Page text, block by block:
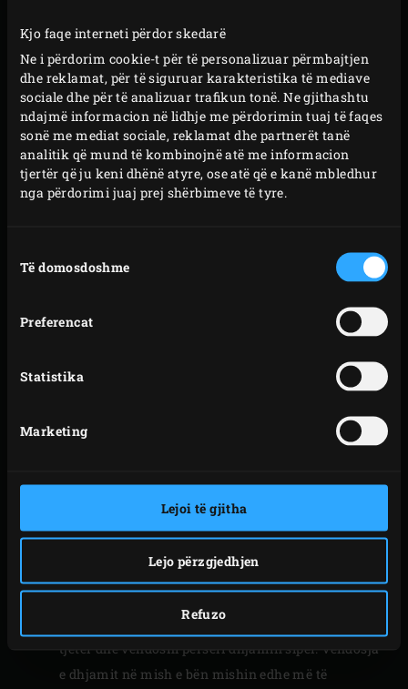
Kjo faqe interneti përdor skedarë
Ne i përdorim cookie-t për të personalizuar përmbajtjen
dhe reklamat, për të siguruar karakteristika të mediave
sociale dhe për të analizuar trafikun tonë. Ne gjithashtu
ndajmë informacion në lidhje me përdorimin tuaj të faqes
sonë me mediat sociale, reklamat dhe partnerët tanë
analitik që mund të kombinojnë atë me informacion
tjertër që ju keni dhënë atyre, ose atë që e kanë mbledhur
nga përdorimi juaj prej shërbimeve të tyre.
Të domosdoshme
Preferencat
Statistika
Marketing
Lejoi të gjitha
Lejo përzgjedhjen
Refuzo
Shpërndani një sasi të vogël të
arrësamerikane mbi qymyrin që digjet dhe
vendosnigrilënnë EGG. Vendoseni tavën me kripën
në grilë, mbylleni kapakun e EGG dhe tymosni
kripën për 45-60 minuta. Nëse jeni duke tymosur
një sasi të madhe kripe, përzieni kripën herë pas
here gjatë tymosjes së saj.
përbërësit e tjerë për përzierjen lyrëse me mëlmesa
përzihen plotësisht.
konvEGGtor-in
dhe ndërroni grilën. Ngrohni EGG deri në një
temperaturë prej 120 ° C. Priteni një copëz dhjami
nga côte de boeuf dhe me kujdes bëni prerje kryq e
tërthore. Vendosni copëzën e dhjamit në grilën e
Fërkoni dhjamin mbi grilë, vendoseni cote de boeuf
Mbyllni kapakun e EGG dhe lëreni mishin të piqet
ngadalë për 30 minuta.
Hiqni dhjamin nga mishi, kthejeni mishin në anën
tjetër dhe vendosni përsëri dhjamin sipër. Vendosja
e dhjamit në mish e bën mishin edhe më të